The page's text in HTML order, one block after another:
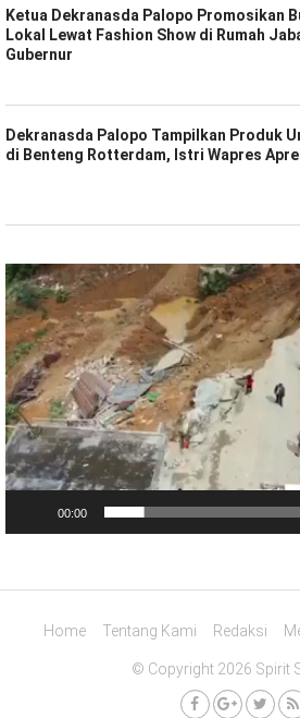
Ketua Dekranasda Palopo Promosikan
Lokal Lewat Fashion Show di Rumah
Gubernur
Dekranasda Palopo Tampilkan Produk
di Benteng Rotterdam, Istri Wapres
Pemutar
Video
00:00
Home Tentang Kami Redaksi
© Copyright 2026 Spirit